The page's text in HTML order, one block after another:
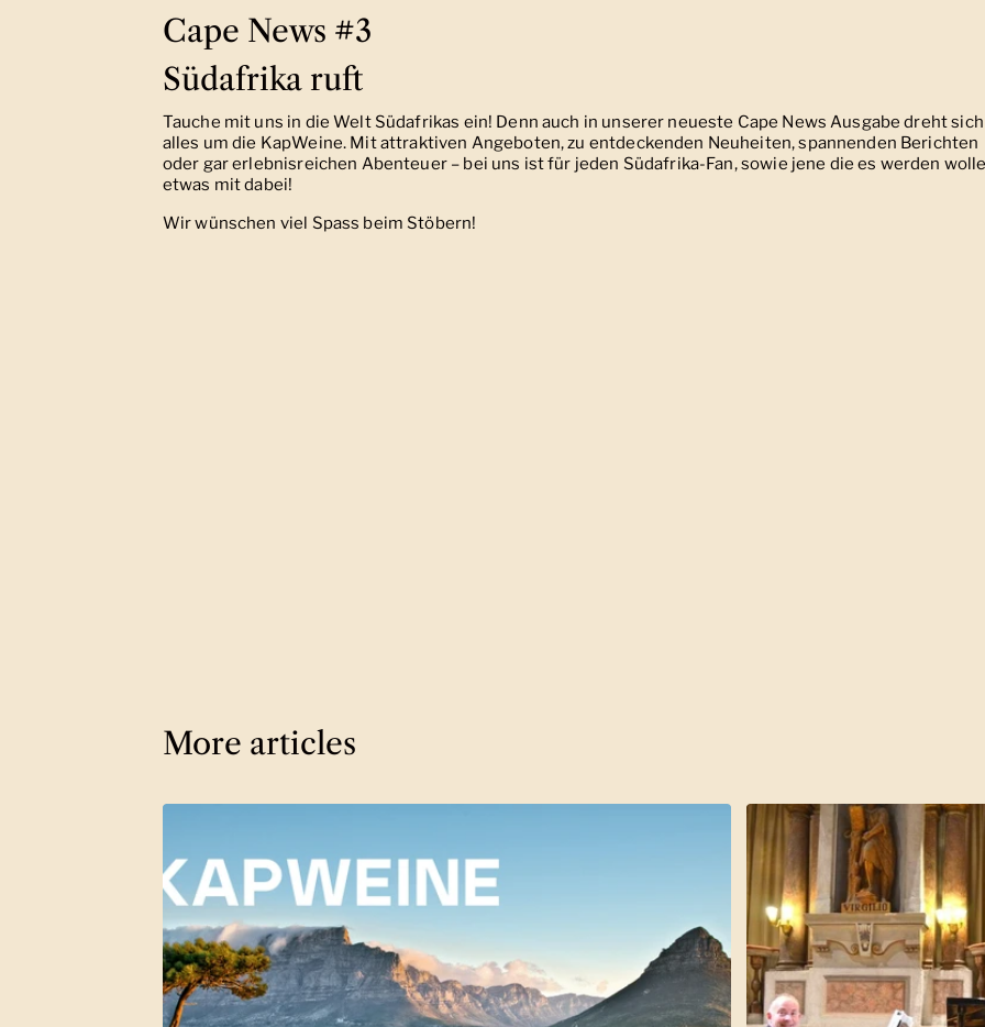
Cape News #3
Südafrika ruft
Tauche mit uns in die Welt Südafrikas ein! Denn auch in unserer neueste Cape News Ausgabe dreht sich
alles um die KapWeine. Mit attraktiven Angeboten, zu entdeckenden Neuheiten, spannenden Berichten
oder gar erlebnisreichen Abenteuer – bei uns ist für jeden Südafrika-Fan, sowie jene die es werden
etwas mit dabei!
Wir wünschen viel Spass beim Stöbern!
More articles